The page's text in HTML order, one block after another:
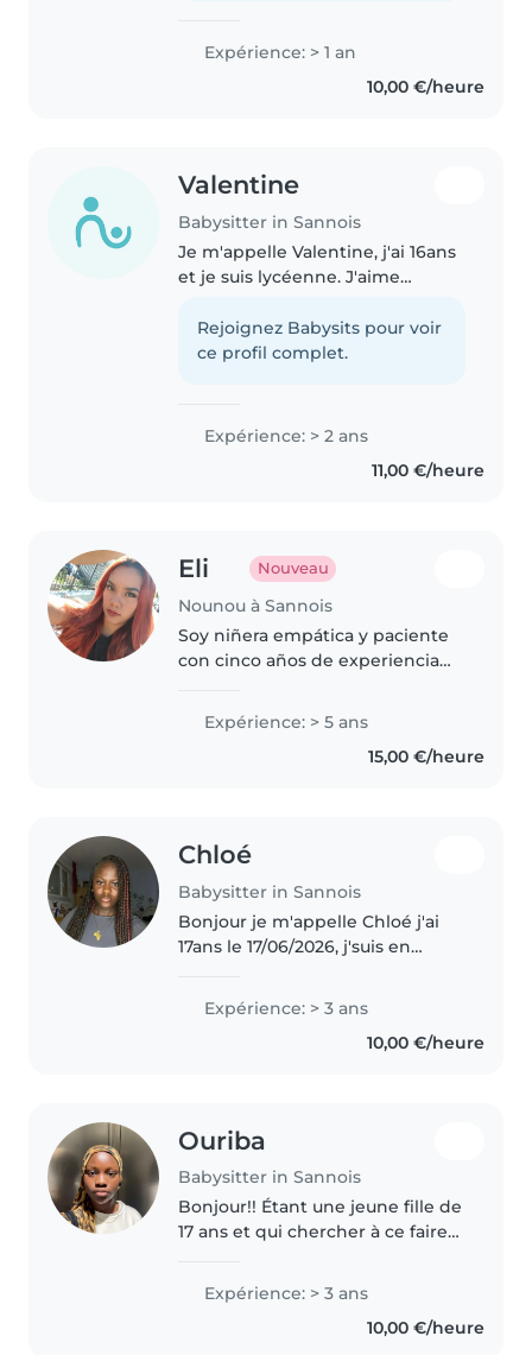
Expérience: > 1 an
10,00 €/heure
Valentine
Babysitter in Sannois
Je m'appelle Valentine, j'ai 16ans
et je suis lycéenne. J'aime
enfants et je souhaite proposer
mes services de baby-sitting à
Rejoignez Babysits pour voir
ce profil complet.
Expérience: > 2 ans
11,00 €/heure
Eli Nouveau
Nounou à Sannois
Soy niñera empática y paciente
con cinco años de experiencia
pequeños, preescolares y
adolescentes. Me adapto
fácilmente a diferentes
Expérience: > 5 ans
15,00 €/heure
Chloé
Babysitter in Sannois
Bonjour je m'appelle Chloé j'ai
17ans le 17/06/2026, j'suis en
personnelle (+4ans) dans les
gardes d'enfants de 1mois à 12..
Expérience: > 3 ans
10,00 €/heure
Ouriba
Babysitter in Sannois
Bonjour!! Étant une jeune fille de
17 ans et qui chercher à ce faire
joie je serai ravie de garder vos
enfants. Par de nombreuses
Expérience: > 3 ans
10,00 €/heure